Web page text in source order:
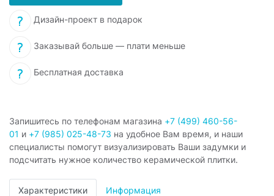
Дизайн-проект в подарок
Заказывай больше — плати меньше
Бесплатная доставка
Запишитесь по телефонам магазина +7 (499) 460-56-
01 и +7 (985) 025-48-73 на удобное Вам время, и наши
специалисты помогут визуализировать Ваши задумки и
подсчитать нужное количество керамической плитки.
Характеристики Информация